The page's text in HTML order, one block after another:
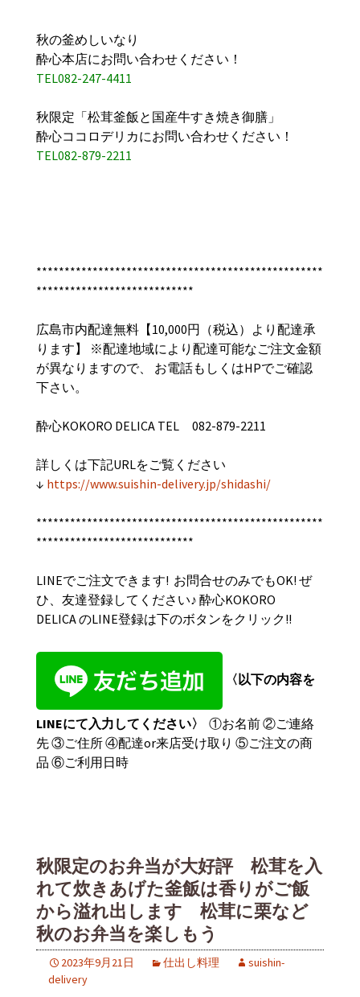
秋の釜めしいなり
酔心本店にお問い合わせください！
TEL082-247-4411
秋限定「松茸釜飯と国産牛すき焼き御膳」
酔心ココロデリカにお問い合わせください！
TEL082-879-2211
***************************************************
****************************
広島市内配達無料【10,000円（税込）より配達承
ります】 ※配達地域により配達可能なご注文金額
が異なりますので、 お電話もしくはHPでご確認
下さい。
酔心KOKORO DELICA TEL 082-879-2211
詳しくは下記URLをご覧ください
↓ https://www.suishin-delivery.jp/shidashi/
***************************************************
****************************
LINEでご注文できます! お問合せのみでもOK! ぜ
ひ、友達登録してください♪ 酔心KOKORO
DELICAのLINE登録は下のボタンをクリック!!
〈以下の内容を
LINEにて入力してください〉
①お名前 ②ご連絡
先 ③ご住所 ④配達or来店受け取り ⑤ご注文の商
品 ⑥ご利用日時
秋限定のお弁当が大好評 松茸を入
れて炊きあげた釜飯は香りがご飯
から溢れ出します 松茸に栗など
秋のお弁当を楽しもう
2023年9月21日 仕出し料理
suishin-
delivery